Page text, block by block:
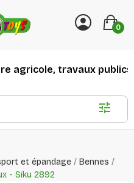
0
travaux publics
et épandage
Bennes
- Siku 2892